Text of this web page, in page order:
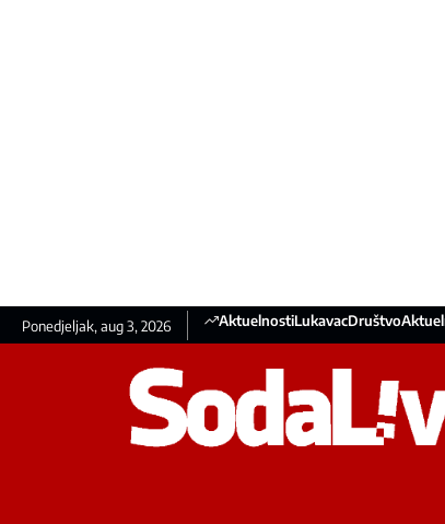
Ponedjeljak, aug 3, 2026 AktuelnostiLukavacDruštvo